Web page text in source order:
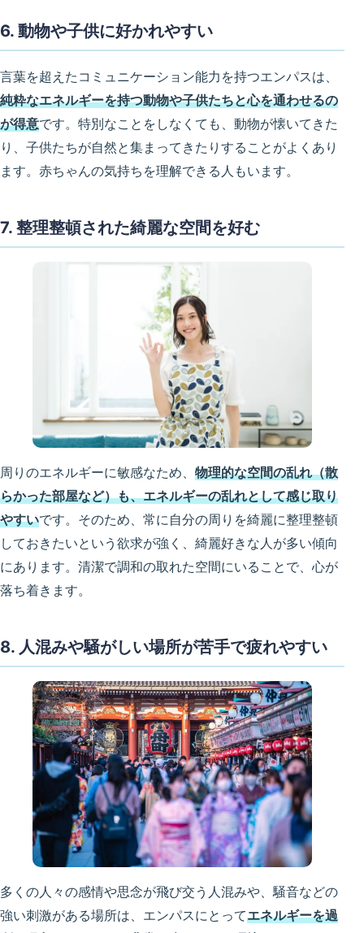
6. 動物や子供に好かれやすい
言葉を超えたコミュニケーション能力を持つエンパスは、
純粋なエネルギーを持つ動物や子供たちと心を通わせるの
が得意です。特別なことをしなくても、動物が懐いてきた
り、子供たちが自然と集まってきたりすることがよくあり
ます。赤ちゃんの気持ちを理解できる人もいます。
7. 整理整頓された綺麗な空間を好む
周りのエネルギーに敏感なため、 物理的な空間の乱れ（散
らかった部屋など）も、エネルギーの乱れとして感じ取り
やすいです。そのため、常に自分の周りを綺麗に整理整頓
しておきたいという欲求が強く、綺麗好きな人が多い傾向
にあります。清潔で調和の取れた空間にいることで、心が
落ち着きます。
8. 人混みや騒がしい場所が苦手で疲れやすい
多くの人々の感情や思念が飛び交う人混みや、騒音などの
強い刺激がある場所は、エンパスにとってエネルギーを過